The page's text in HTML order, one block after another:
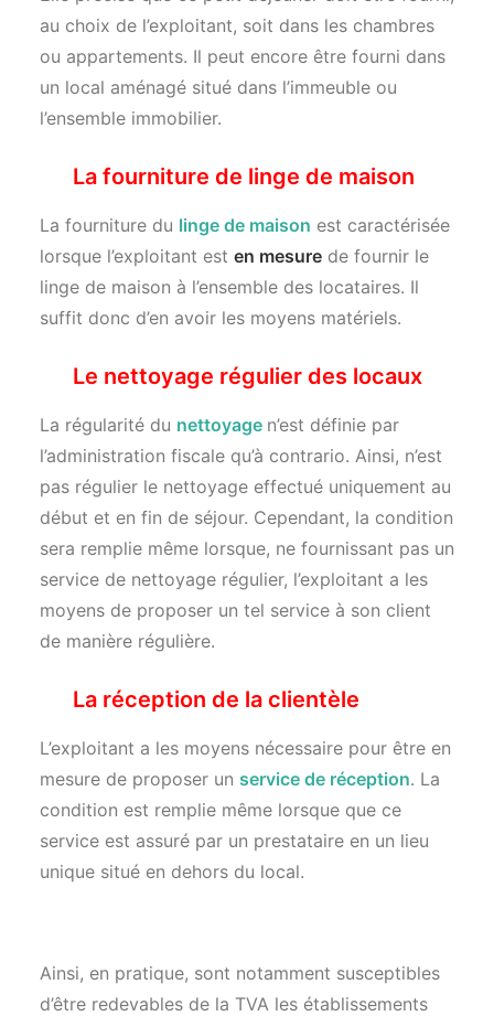
au choix de l’exploitant, soit dans les chambres
ou appartements. Il peut encore être fourni dans
un local aménagé situé dans l’immeuble ou
l’ensemble immobilier.
La fourniture de linge de maison
La fourniture du linge de maison est caractérisée
lorsque l’exploitant est en mesure de fournir le
linge de maison à l’ensemble des locataires. Il
suffit donc d’en avoir les moyens matériels.
Le nettoyage régulier des locaux
La régularité du nettoyage n’est définie par
l’administration fiscale qu’à contrario. Ainsi, n’est
pas régulier le nettoyage effectué uniquement au
début et en fin de séjour. Cependant, la condition
sera remplie même lorsque, ne fournissant pas un
service de nettoyage régulier, l’exploitant a les
moyens de proposer un tel service à son client
de manière régulière.
La réception de la clientèle
L’exploitant a les moyens nécessaire pour être en
mesure de proposer un service de réception. La
condition est remplie même lorsque que ce
service est assuré par un prestataire en un lieu
unique situé en dehors du local.
Ainsi, en pratique, sont notamment susceptibles
d’être redevables de la TVA les établissements